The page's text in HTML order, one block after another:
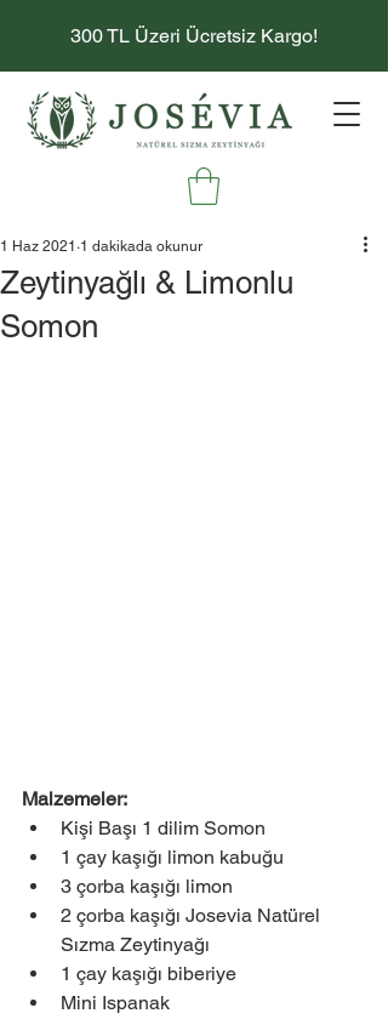
300 TL Üzeri Ücretsiz Kargo!
Zeytinyağlı & Limonlu
Somon
1 Haz 2021 1 dakikada okunur
Malzemeler:
Kişi Başı 1 dilim Somon
1 çay kaşığı limon kabuğu
3 çorba kaşığı limon
2 çorba kaşığı Josevia Natürel
Sızma Zeytinyağı
1 çay kaşığı biberiye
Mini Ispanak